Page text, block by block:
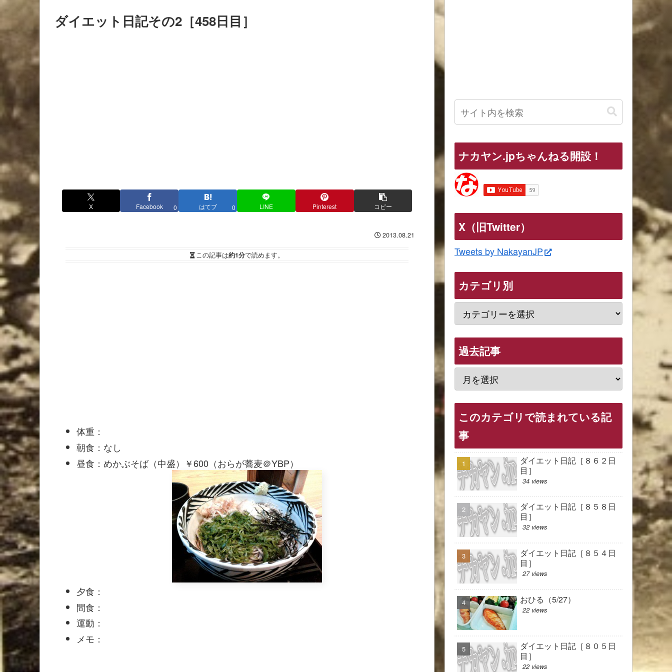
ダイエット日記その2［458日目］
X Facebook 0 はてブ 0 LINE Pinterest コピー
2013.08.21
この記事は約1分で読めます。
体重：
朝食：なし
昼食：めかぶそば（中盛）￥600（おらが蕎麦＠YBP）
夕食：
間食：
運動：
メモ：
ナカヤン.jpちゃんねる開設！
X（旧Twitter）
Tweets by NakayanJP
カテゴリ別
過去記事
このカテゴリで読まれている記
事
ダイエット日記［８６２日
目］
34 views
ダイエット日記［８５８日
目］
32 views
ダイエット日記［８５４日
目］
27 views
おひる（5/27）
22 views
ダイエット日記［８０５日
目］
22 views